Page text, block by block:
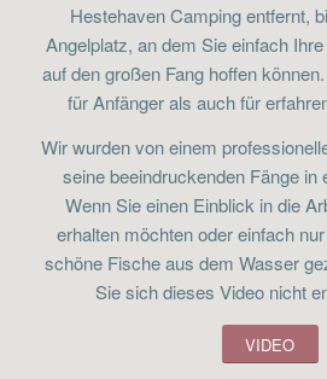
Hestehaven Camping entfernt,
Angelplatz, an dem Sie einfach
auf den großen Fang hoffen
für Anfänger als auch für
Wir wurden von einem
seine beeindruckenden Fänge in
Wenn Sie einen Einblick in die
erhalten möchten oder einfach
schöne Fische aus dem Wasser
Sie sich dieses Video nicht
VIDEO